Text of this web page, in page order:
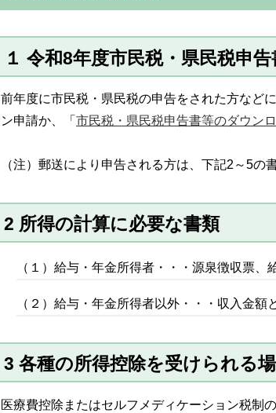
１ 令和8年度市民税・県民税申告
前年度に市民税・県民税の申告をされた方など
ン申請か、「市民税・県民税申告書等のダウン
（注）郵送により申告される方は、下記2～5
2 所得の計算に必要な書類
（１）給与・年金所得者・・・源泉徴収票
（２）給与・年金所得者以外・・・収入金
3 各種の所得控除を受けられる
医療費控除またはセルフメディケーション税制